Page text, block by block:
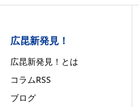
広昆新発見！
広昆新発見！とは
コラムRSS
ブログ